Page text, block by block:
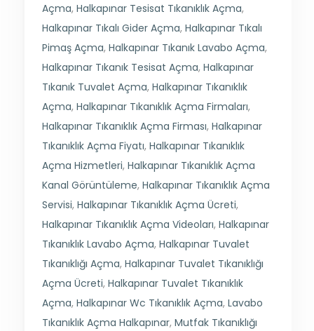
Açma, Halkapınar Tesisat Tıkanıklık Açma,
Halkapınar Tıkalı Gider Açma, Halkapınar Tıkalı
Pimaş Açma, Halkapınar Tıkanık Lavabo Açma,
Halkapınar Tıkanık Tesisat Açma, Halkapınar
Tıkanık Tuvalet Açma, Halkapınar Tıkanıklık
Açma, Halkapınar Tıkanıklık Açma Firmaları,
Halkapınar Tıkanıklık Açma Firması, Halkapınar
Tıkanıklık Açma Fiyatı, Halkapınar Tıkanıklık
Açma Hizmetleri, Halkapınar Tıkanıklık Açma
Kanal Görüntüleme, Halkapınar Tıkanıklık Açma
Servisi, Halkapınar Tıkanıklık Açma Ücreti,
Halkapınar Tıkanıklık Açma Videoları, Halkapınar
Tıkanıklık Lavabo Açma, Halkapınar Tuvalet
Tıkanıklığı Açma, Halkapınar Tuvalet Tıkanıklığı
Açma Ücreti, Halkapınar Tuvalet Tıkanıklık
Açma, Halkapınar Wc Tıkanıklık Açma, Lavabo
Tıkanıklık Açma Halkapınar, Mutfak Tıkanıklığı